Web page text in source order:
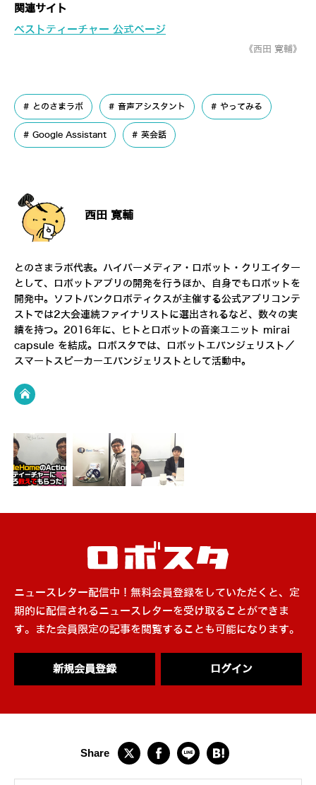
関連サイト
ベストティーチャー 公式ページ
《西田 寛輔》
とのさまラボ 音声アシスタント やってみる
Google Assistant 英会話
西田 寛輔
とのさまラボ代表。ハイパーメディア・ロボット・クリエイター
として、ロボットアプリの開発を行うほか、自身でもロボットを
開発中。ソフトバンクロボティクスが主催する公式アプリコンテ
ストでは2大会連続ファイナリストに選出されるなど、数々の実
績を持つ。2016年に、ヒトとロボットの音楽ユニット mirai
capsule を結成。ロボスタでは、ロボットエバンジェリスト／
スマートスピーカーエバンジェリストとして活動中。
ニュースレター配信中！無料会員登録をしていただくと、定
期的に配信されるニュースレターを受け取ることができま
す。また会員限定の記事を閲覧することも可能になります。
新規会員登録 ログイン